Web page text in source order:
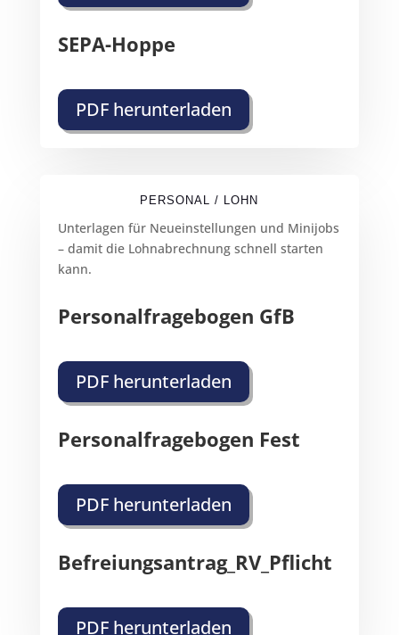
SEPA-Hoppe
PDF herunterladen
PERSONAL / LOHN
Unterlagen für Neueinstellungen und Minijobs
– damit die Lohnabrechnung schnell starten
kann.
Personalfragebogen GfB
PDF herunterladen
Personalfragebogen Fest
PDF herunterladen
Befreiungsantrag_RV_Pflicht
PDF herunterladen